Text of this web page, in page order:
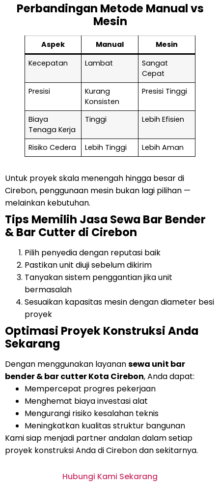
Perbandingan Metode Manual vs
Mesin
Aspek Manual
Mesin
Kecepatan
Lambat
Sangat
Cepat
Presisi
Kurang
Konsisten
Presisi Tinggi
Biaya
Tenaga Kerja
Tinggi Lebih Efisien
Risiko Cedera Lebih Tinggi Lebih Aman
Untuk proyek skala menengah hingga besar di
Cirebon, penggunaan mesin bukan lagi pilihan —
melainkan kebutuhan.
Tips Memilih Jasa Sewa Bar Bender
& Bar Cutter di Cirebon
Pilih penyedia dengan reputasi baik
Pastikan unit diuji sebelum dikirim
Tanyakan sistem penggantian jika unit
bermasalah
Sesuaikan kapasitas mesin dengan diameter besi
proyek
Optimasi Proyek Konstruksi Anda
Sekarang
Dengan menggunakan layanansewa unit bar
bender & bar cutter Kota Cirebon, Anda dapat:
Mempercepat progres pekerjaan
Menghemat biaya investasi alat
Mengurangi risiko kesalahan teknis
Meningkatkan kualitas struktur bangunan
Kami siap menjadi partner andalan dalam setiap
proyek konstruksi Anda di Cirebon dan sekitarnya.
Hubungi Kami Sekarang